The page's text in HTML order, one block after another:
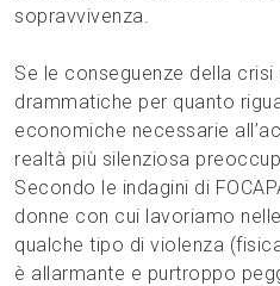
sopravvivenza.
Se le conseguenze della
drammatiche per quanto
economiche necessarie
realtà più silenziosa
Secondo le indagini di
donne con cui lavoriamo
qualche tipo di violenza
è allarmante e purtroppo